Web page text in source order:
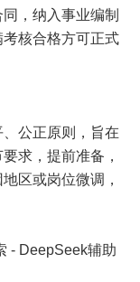
，纳入事业编制
核合格方可正式
公正原则，旨在
求，提前准备，
区或岗位微调，
- DeepSeek辅助